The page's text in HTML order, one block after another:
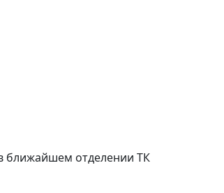
ближайшем отделении ТК